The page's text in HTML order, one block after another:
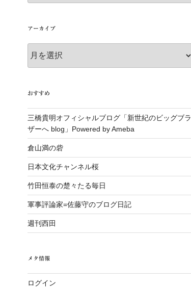
ー
アーカイブ
ー
ブ
おすすめ
三橋貴明オフィシャルブログ「新世紀のビッグブラ
ザーへ blog」Powered by Ameba
倉山満の砦
日本文化チャンネル桜
竹田恒泰の楚々たる毎日
軍事評論家=佐藤守のブログ日記
週刊西田
メタ情報
ログイン